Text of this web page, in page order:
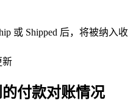
或 Shipped 后，将被纳入收
新
付款对账情况